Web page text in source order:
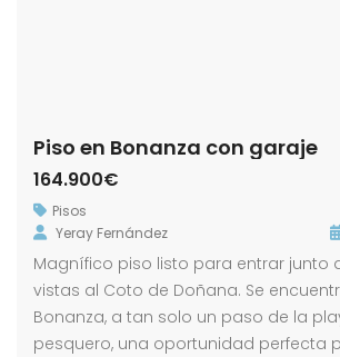
Piso en Bonanza con garaje
164.900€
Pisos
Yeray Fernández
Magnífico piso listo para entrar junto
vistas al Coto de Doñana. Se
Bonanza, a tan solo un paso de la
pesquero, una oportunidad perfecta